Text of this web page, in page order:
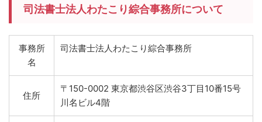
司法書士法人わたこり綜合事務所について
事務所
名
司法書士法人わたこり綜合事務所
住所
〒150-0002 東京都渋谷区渋谷3丁目10番15号
川名ビル4階